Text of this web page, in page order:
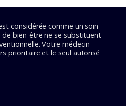
considérée comme un soin
de bien-être ne se substituent
Votre médecin
prioritaire et le seul autorisé